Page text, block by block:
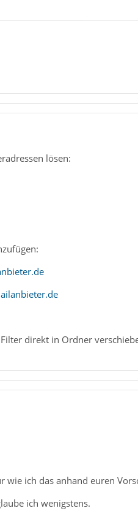
lösen:
direkt in Ordner
ich das anhand euren
ich wenigstens.